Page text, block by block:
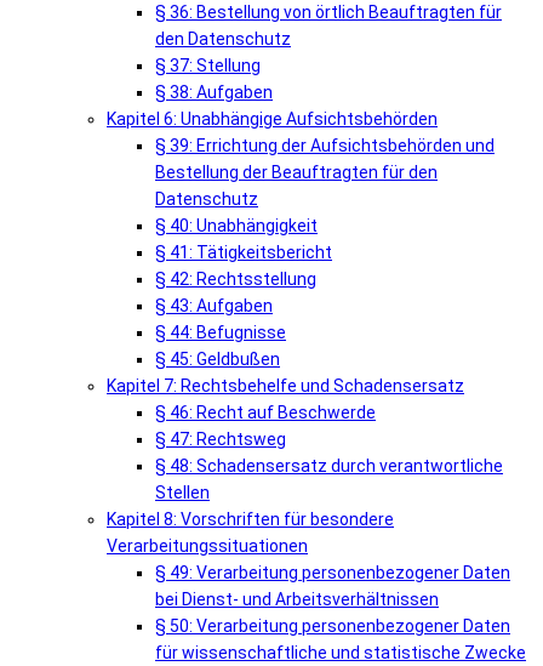
§ 36: Bestellung von örtlich Beauftragten für
den Datenschutz
§ 37: Stellung
§ 38: Aufgaben
Kapitel 6: Unabhängige Aufsichtsbehörden
§ 39: Errichtung der Aufsichtsbehörden und
Bestellung der Beauftragten für den
Datenschutz
§ 40: Unabhängigkeit
§ 41: Tätigkeitsbericht
§ 42: Rechtsstellung
§ 43: Aufgaben
§ 44: Befugnisse
§ 45: Geldbußen
Kapitel 7: Rechtsbehelfe und Schadensersatz
§ 46: Recht auf Beschwerde
§ 47: Rechtsweg
§ 48: Schadensersatz durch verantwortliche
Stellen
Kapitel 8: Vorschriften für besondere
Verarbeitungssituationen
§ 49: Verarbeitung personenbezogener Daten
bei Dienst- und Arbeitsverhältnissen
§ 50: Verarbeitung personenbezogener Daten
für wissenschaftliche und statistische Zwecke